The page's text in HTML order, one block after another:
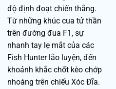
độ định đoạt chiến thắng.
Từ những khúc cua tử thần
trên đường đua F1, sự
nhanh tay lẹ mắt của các
Fish Hunter lão luyện, đến
khoảnh khắc chốt kèo chớp
nhoáng trên chiếu Xóc Đĩa.